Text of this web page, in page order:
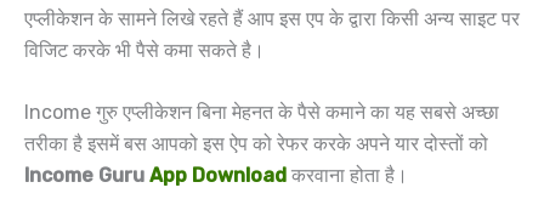
एप्लीकेशन के सामने लिखे रहते हैं आप इस एप के द्वारा किसी अन्य साइट पर
विजिट करके भी पैसे कमा सकते है।
Income गुरु एप्लीकेशन बिना मेहनत के पैसे कमाने का यह सबसे अच्छा
तरीका है इसमें बस आपको इस ऐप को रेफर करके अपने यार दोस्तों को
Income Guru App Download करवाना होता है।